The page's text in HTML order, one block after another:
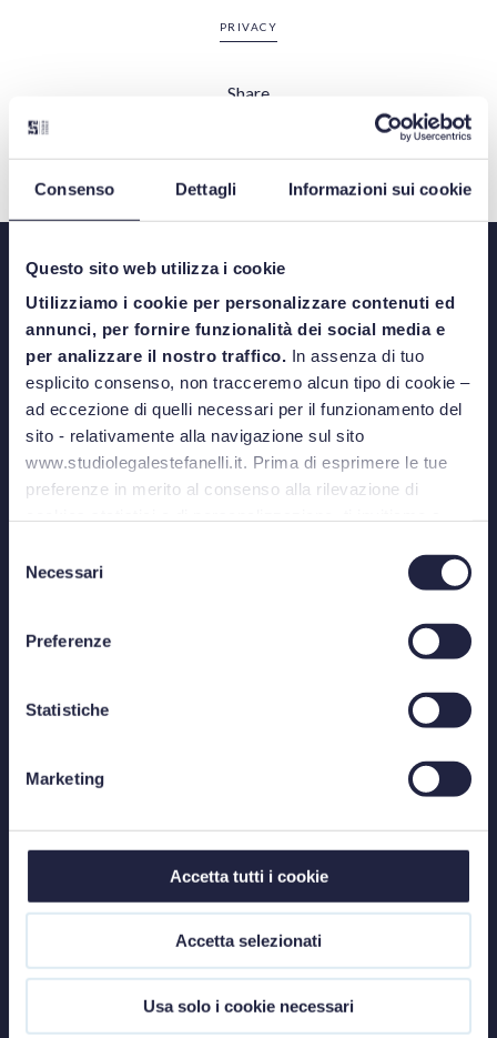
Consenso Dettagli Informazioni sui cookie
Questo sito web utilizza i cookie
Utilizziamo i cookie per personalizzare contenuti ed
annunci, per fornire funzionalità dei social media e
per analizzare il nostro traffico. In assenza di tuo
esplicito consenso, non tracceremo alcun tipo di cookie –
ad eccezione di quelli necessari per il funzionamento del
sito - relativamente alla navigazione sul sito
www.studiolegalestefanelli.it. Prima di esprimere le tue
preferenze in merito al consenso alla rilevazione di
delNecessari
Preferenze
Statistiche
Marketing
Accetta tutti i cookie
Accetta selezionati
Usa solo i cookie necessari
PRIVACY
Share
BOLOGNA
Via Azzo Gardino, 8/A - 40122
Telefono: +39 051 520315
MILANO
E-mailinfo@studiolegalestefanelli.it